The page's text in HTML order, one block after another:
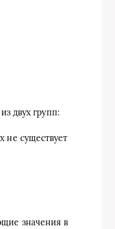
двух групп:
не существует
значения в